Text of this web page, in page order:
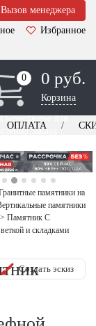
Вызов менеджера
Избранное
0
0 0 руб.
Корзина
менеджера для
заказа
ОПЛАТА
памятники на
памятники
> Памятник С
и складками
Создать эскиз